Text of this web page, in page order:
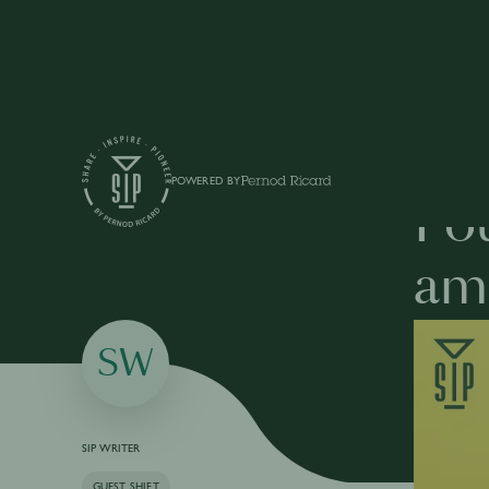
POWERED BY
Articles
SW
SIP WRITER
GUEST SHIFT